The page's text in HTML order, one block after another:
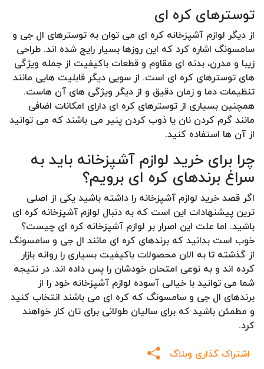
توسترهای کره ای
از دیگر لوازم آشپزخانه کره ای می توان به توسترهای ال جی و
سامسونگ اشاره کرد که این روزها بسیار رایج شده اند. طراحی
زیبا و مدرن، بدنه ای مقاوم و قطعات باکیفیت از جمله ویژگی
های توسترهای کره ای است. از سویی دیگر قابلیت هایی مانند
تنظیمات دما و زمان دقیق و از دیگر ویژگی های آن هاست.
همچنین بسیاری از توسترهای کره ای دارای امکانات اضافی
مانند گرم کردن نان یا ذوب کردن پنیر می باشند که می توانید
از آن ها استفاده کنید.
چرا برای خرید لوازم آشپزخانه باید به
سراغ برندهای کره ای برویم؟
اگر قصد خرید لوازم آشپزخانه را داشته باشید یکی از اصلی
ترین پیشنهادات این است که به دنبال لوازم آشپزخانه کره ای
باشید. اما علت این اصرار بر لوازم آشپزخانه کره ای چیست؟
خوب است بدانید که برندهای کره ای مانند ال جی و سامسونگ
از گذشته تا به الان محصولات باکیفیت بسیاری را روانه بازار
کرده اند و به نوعی امتحان خودشان را پس داده اند. در نتیجه
شما می توانید با خیالی آسوده لوازم آشپزخانه خود را از
برندهای ال جی و سامسونگ که کره ای می باشند انتخاب کنید
و مطمئن باشید که برای سالیان طولانی برای تان کار خواهند
کرد.
اشتراک گذاری وبلاگ